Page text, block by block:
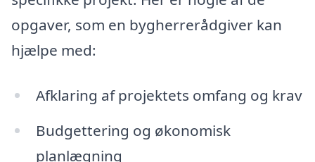
opgaver, som en bygherrerådgiver kan
hjælpe med:
Afklaring af projektets omfang og krav
Budgettering og økonomisk
planlægning